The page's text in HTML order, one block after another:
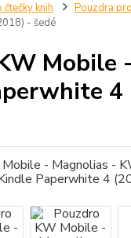
knih Pouzdra
- šedé
Mobile
4